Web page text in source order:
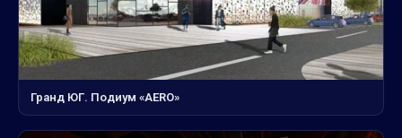
Гранд ЮГ. Подиум «AERO»